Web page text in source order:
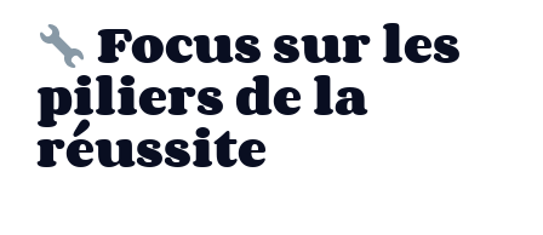
Focus sur les
piliers de la
réussite